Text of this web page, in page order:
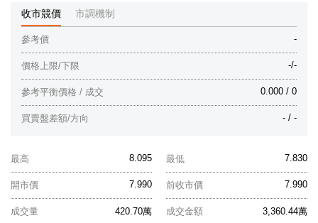
收市競價 市調機制
-
參考價
-/-
價格上限/下限
0.000 / 0
參考平衡價格 / 成交
- / -
買賣盤差額/方向
8.095
最高 7.830
最低
7.990
開市價 7.990
前收市價
420.70萬
成交量 3,360.44萬
成交金額